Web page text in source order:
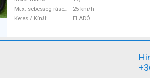
Max. sebesség rásegítéssel
25 km/h
Keres / Kínál
ELADÓ